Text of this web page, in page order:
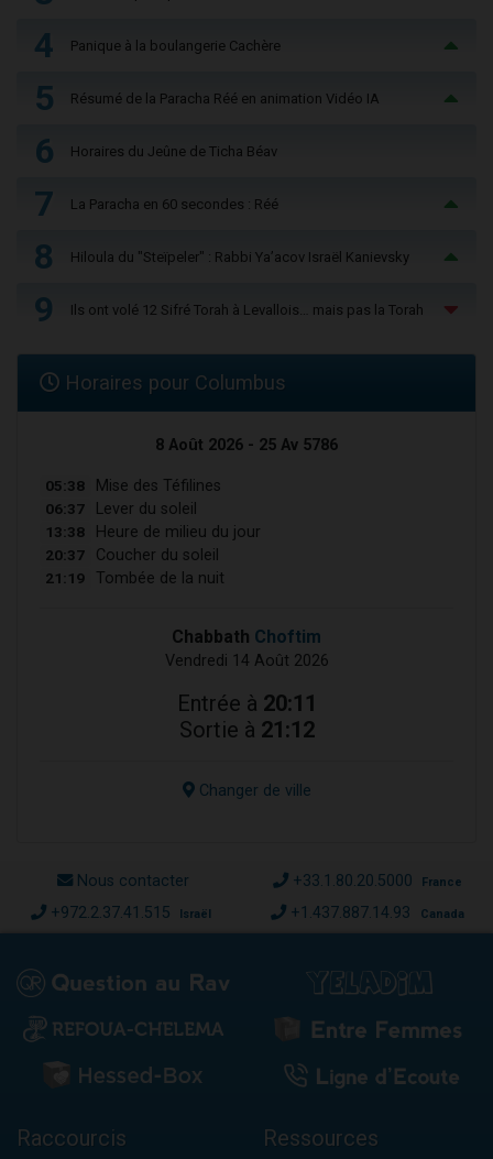
4 Panique à la boulangerie Cachère
5 Résumé de la Paracha Réé en animation Vidéo IA
6 Horaires du Jeûne de Ticha Béav
7 La Paracha en 60 secondes : Réé
8 Hiloula du "Steïpeler" : Rabbi Ya’acov Israël Kanievsky
9 Ils ont volé 12 Sifré Torah à Levallois… mais pas la Torah
Horaires pour Columbus
8 Août 2026 - 25 Av 5786
05:38 Mise des Téfilines
06:37 Lever du soleil
13:38 Heure de milieu du jour
20:37 Coucher du soleil
21:19 Tombée de la nuit
Chabbath Choftim
Vendredi 14 Août 2026
Entrée à 20:11
Sortie à 21:12
Changer de ville
Nous contacter +33.1.80.20.5000 France
+972.2.37.41.515 Israël +1.437.887.14.93 Canada
Raccourcis Ressources